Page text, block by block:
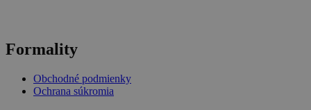
Formality
Obchodné podmienky
Ochrana súkromia